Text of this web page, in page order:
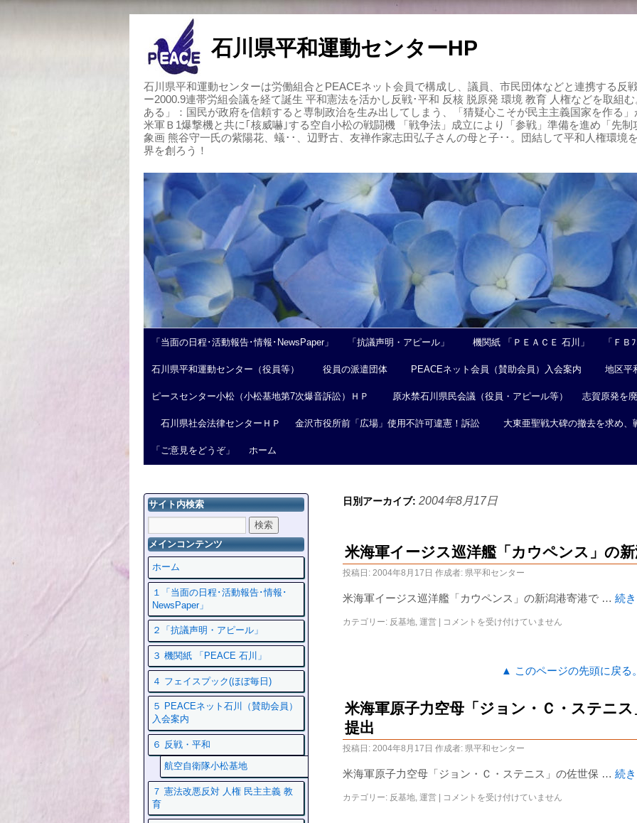
石川県平和運動センターHP
石川県平和運動センターは労働組合とPEACEネット会員で構成し、議員、市民団体などと連携する反
ー2000.9連帯労組会議を経て誕生 平和憲法を活かし反戦･平和 反核 脱原発 環境 教育 人権などを取組
ある」：国民が政府を信頼すると専制政治を生み出してしまう、「猜疑心こそが民主主義国家を作る
米軍Ｂ1爆撃機と共に｢核威嚇｣する空自小松の戦闘機 「戦争法」成立により「参戦」準備を進め「先
象画 熊谷守一氏の紫陽花、蟻･･、辺野古、友禅作家志田弘子さんの母と子･･。団結して平和人権環境
界を創ろう！
「当面の日程･活動報告･情報･NewsPaper」 「抗議声明・アピール」 機関紙 「ＰＥＡＣＥ 石川」 「ＦＢ
石川県平和運動センター（役員等） 役員の派遣団体 PEACEネット会員（賛助会員）入会案内 地区平
ピースセンター小松（小松基地第7次爆音訴訟）ＨＰ 原水禁石川県民会議（役員・アピール等） 志賀原発を
石川県社会法律センターＨＰ 金沢市役所前「広場」使用不許可違憲！訴訟 大東亜聖戦大碑の撤去を求め、
「ご意見をどうぞ」 ホーム
日別アーカイブ: 2004年8月17日
米海軍イージス巡洋艦「カウペンス」の
投稿日: 2004年8月17日 作成者: 県平和センター
米海軍イージス巡洋艦「カウペンス」の新潟港寄港で … 続
カテゴリー: 反基地, 運営 コメントを受け付けていません
▲ このページの先頭に戻
米海軍原子力空母「ジョン・Ｃ・ステニ
提出
投稿日: 2004年8月17日 作成者: 県平和センター
米海軍原子力空母「ジョン・Ｃ・ステニス」の佐世保 … 続
カテゴリー: 反基地, 運営 コメントを受け付けていません
サイト内検索
メインコンテンツ
ホーム
１「当面の日程･活動報告･情報･
NewsPaper」
２「抗議声明・アピール」
３ 機関紙 「PEACE 石川」
４ フェイスプック(ほぼ毎日)
５ PEACEネット石川（賛助会員）
入会案内
６ 反戦・平和
航空自衛隊小松基地
７ 憲法改悪反対 人権 民主主義 教
育